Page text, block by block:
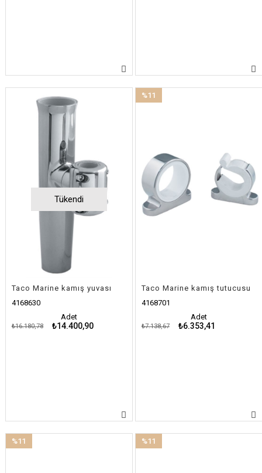
Tükendi
Taco Marine kamış yuvası
4168630
Adet
₺14.400,90
₺16.180,78
Taco Marine kamış tutucusu
4168701
Adet
₺6.353,41
₺7.138,67
%11
%11
%11